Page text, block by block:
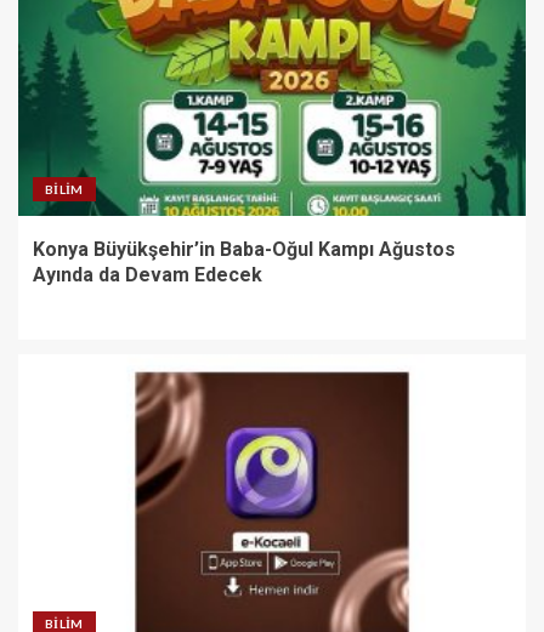
BILIM
Konya Büyükşehir’in Baba-Oğul Kampı Ağustos
Ayında da Devam Edecek
BILIM